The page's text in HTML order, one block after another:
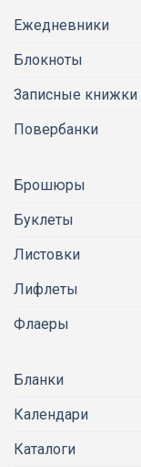
Ежедневники
Блокноты
Записные книжки
Повербанки
Брошюры
Буклеты
Листовки
Лифлеты
Флаеры
Бланки
Календари
Каталоги